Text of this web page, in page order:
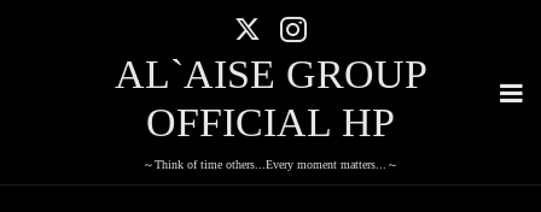
AL`AISE GROUP
OFFICIAL HP
～Think of time others...Every moment matters...～